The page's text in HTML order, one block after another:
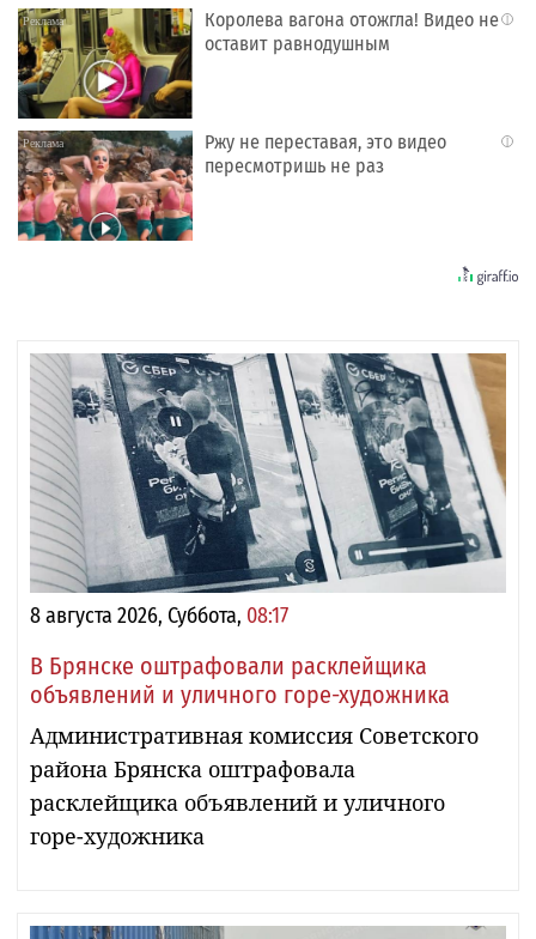
i
Королева вагона отожгла! Видео не
оставит равнодушным
i
Ржу не переставая, это видео
пересмотришь не раз
8 августа 2026, Суббота, 08:17
В Брянске оштрафовали расклейщика
объявлений и уличного горе-художника
Административная комиссия Советского
района Брянска оштрафовала
расклейщика объявлений и уличного
горе-художника